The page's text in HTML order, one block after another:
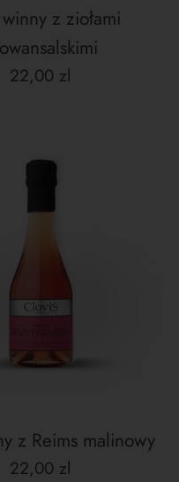
z ziołami
Cena
22,00 zl
z Reims malinowy
Cena
22,00 zl